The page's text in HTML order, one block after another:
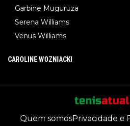
Garbine Muguruza
Serena Williams
Venus Williams
CAROLINE WOZNIACKI
Quem somosPrivacidade e